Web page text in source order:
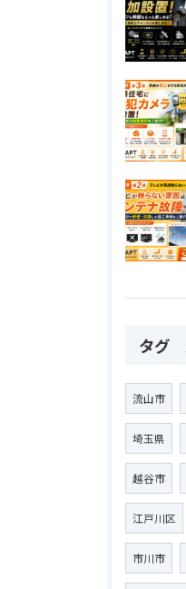
タグ
流山市
埼玉県
越谷市
江戸川区
市川市